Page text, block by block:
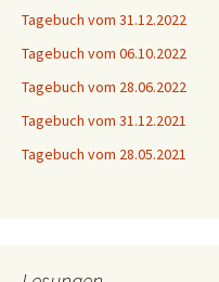
Tagebuch vom 31.12.2022
Tagebuch vom 06.10.2022
Tagebuch vom 28.06.2022
Tagebuch vom 31.12.2021
Tagebuch vom 28.05.2021